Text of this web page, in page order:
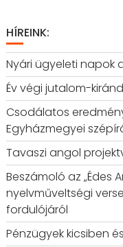
HÍREINK:
Nyári ügyeleti napok
Év végi jutalom-
Csodálatos
Egyházmegyei
Tavaszi angol
Beszámoló az „Édes
nyelvműveltségi
fordulójáról
Pénzügyek kicsiben